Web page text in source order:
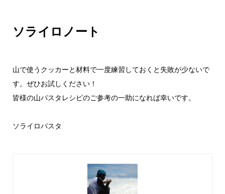
ソライロノート
山で使うクッカーと材料で一度練習しておくと失敗が少ないで
す。ぜひお試しください！
皆様の山パスタレシピのご参考の一助になれば幸いです。
ソライロパスタ